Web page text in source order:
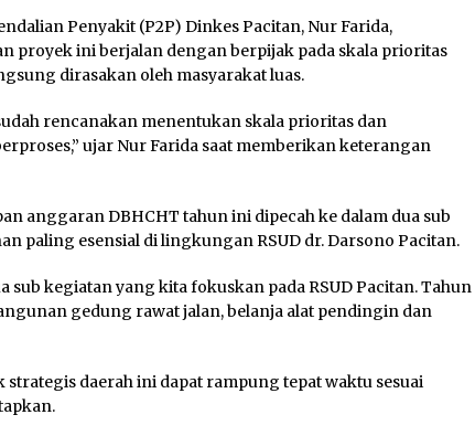
Penyakit (P2P) Dinkes Pacitan, Nur Farida,
proyek ini berjalan dengan berpijak pada skala prioritas
dirasakan oleh masyarakat luas.
rencanakan menentukan skala prioritas dan
ujar Nur Farida saat memberikan keterangan
anggaran DBHCHT tahun ini dipecah ke dalam dua sub
paling esensial di lingkungan RSUD dr. Darsono Pacitan.
sub kegiatan yang kita fokuskan pada RSUD Pacitan. Tahun
gedung rawat jalan, belanja alat pendingin dan
strategis daerah ini dapat rampung tepat waktu sesuai